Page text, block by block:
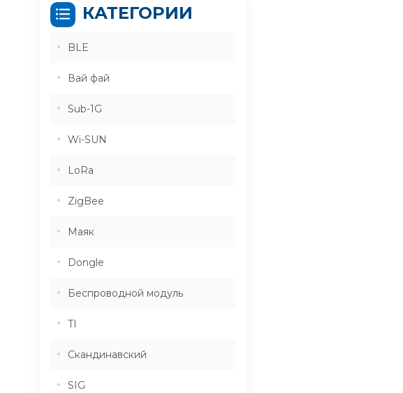
КАТЕГОРИИ
BLE
Вай фай
Sub-1G
Wi-SUN
LoRa
ZigBee
Маяк
Dongle
Беспроводной модуль
TI
Скандинавский
SIG